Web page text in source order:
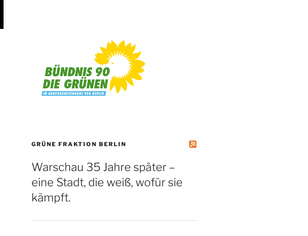
GRÜNE FRAKTION BERLIN
Warschau 35 Jahre später –
eine Stadt, die weiß, wofür sie
kämpft.